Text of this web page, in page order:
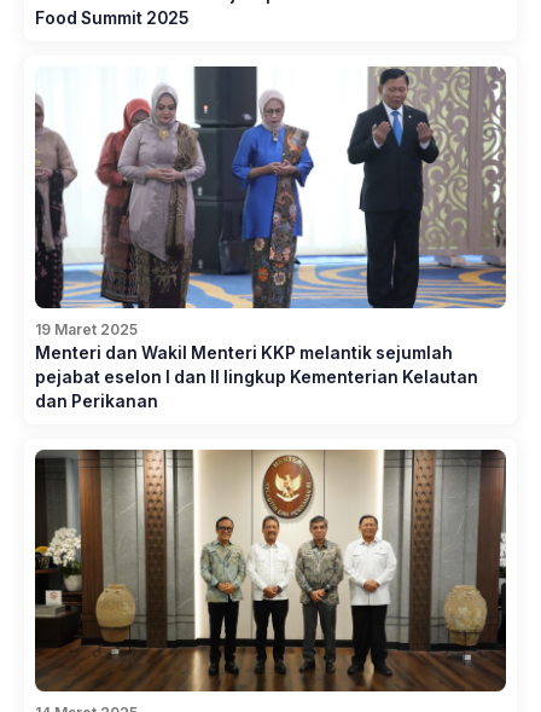
Food Summit 2025
19 Maret 2025
Menteri dan Wakil Menteri KKP melantik sejumlah
pejabat eselon I dan II lingkup Kementerian Kelautan
dan Perikanan